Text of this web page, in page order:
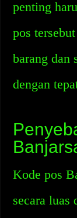
penting
pos
barang dan
dengan
Kode pos
secara